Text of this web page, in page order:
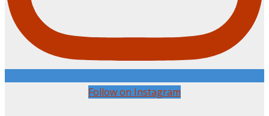
Follow on Instagram